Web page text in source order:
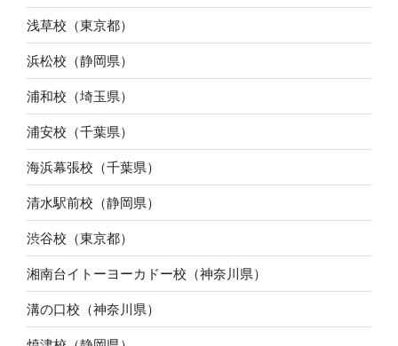
浅草校（東京都）
浜松校（静岡県）
浦和校（埼玉県）
浦安校（千葉県）
海浜幕張校（千葉県）
清水駅前校（静岡県）
渋谷校（東京都）
湘南台イトーヨーカドー校（神奈川県）
溝の口校（神奈川県）